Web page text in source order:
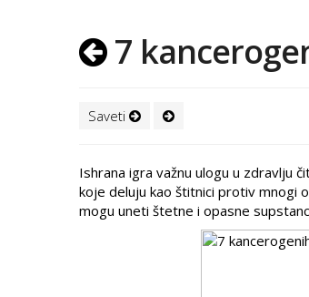
7
Saveti
Ishrana igra važnu ulogu u zdravlju
koje deluju kao štitnici protiv mnogi
mogu uneti štetne i opasne